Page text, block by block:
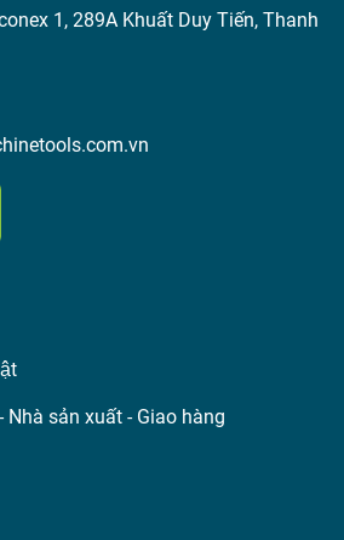
1, 289A Khuất Duy Tiến, Thanh
Nhà sản xuất - Giao hàng